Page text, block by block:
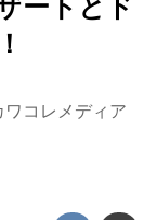
ートとド
ワコレメディア